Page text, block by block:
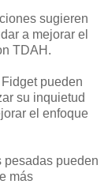
sugieren
a mejorar el
TDAH.
pueden
su inquietud
el enfoque
pesadas pueden
más